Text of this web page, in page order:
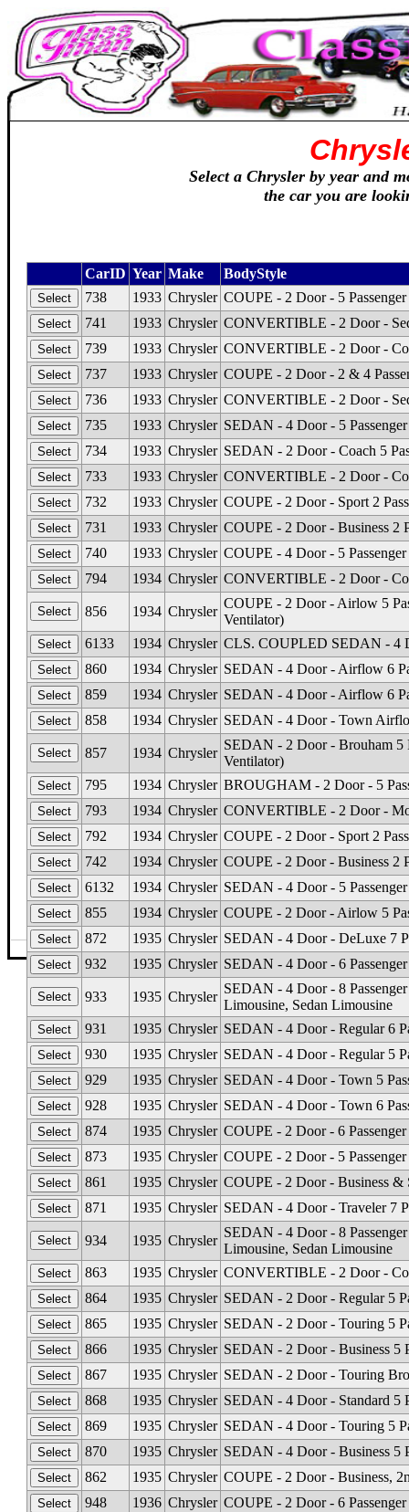
CarID Year Make
BodyStyle
738
1933 Chrysler COUPE - 2 Door - 5
741
1933 Chrysler CONVERTIBLE - 2 Door -
739
1933 Chrysler CONVERTIBLE - 2 Door -
737
1933 Chrysler COUPE - 2 Door - 2 & 4
736
1933 Chrysler CONVERTIBLE - 2 Door -
735
1933 Chrysler SEDAN - 4 Door - 5
734
1933 Chrysler SEDAN - 2 Door - Coach 5
733
1933 Chrysler CONVERTIBLE - 2 Door -
732
1933 Chrysler COUPE - 2 Door - Sport 2
731
1933 Chrysler COUPE - 2 Door - Business 2
740
1933 Chrysler COUPE - 4 Door - 5
794
1934 Chrysler CONVERTIBLE - 2 Door -
856 1934 Chrysler
COUPE - 2 Door - Airlow 5
Ventilator)
6133
1934 Chrysler CLS. COUPLED SEDAN - 4
860
1934 Chrysler SEDAN - 4 Door - Airflow 6
859
1934 Chrysler SEDAN - 4 Door - Airflow 6
858
1934 Chrysler SEDAN - 4 Door - Town
857 1934 Chrysler
SEDAN - 2 Door - Brouham 5
Ventilator)
795
1934 Chrysler BROUGHAM - 2 Door - 5
793
1934 Chrysler CONVERTIBLE - 2 Door -
792
1934 Chrysler COUPE - 2 Door - Sport 2
742
1934 Chrysler COUPE - 2 Door - Business 2
6132
1934 Chrysler SEDAN - 4 Door - 5
855
1934 Chrysler COUPE - 2 Door - Airlow 5
872
1935 Chrysler SEDAN - 4 Door - DeLuxe 7
932
1935 Chrysler SEDAN - 4 Door - 6
933 1935 Chrysler
SEDAN - 4 Door - 8
Limousine, Sedan Limousine
931
1935 Chrysler SEDAN - 4 Door - Regular 6
930
1935 Chrysler SEDAN - 4 Door - Regular 5
929
1935 Chrysler SEDAN - 4 Door - Town 5
928
1935 Chrysler SEDAN - 4 Door - Town 6
874
1935 Chrysler COUPE - 2 Door - 6
873
1935 Chrysler COUPE - 2 Door - 5
861
1935 Chrysler COUPE - 2 Door - Business &
871
1935 Chrysler SEDAN - 4 Door - Traveler 7
934 1935 Chrysler
SEDAN - 4 Door - 8
Limousine, Sedan Limousine
863
1935 Chrysler CONVERTIBLE - 2 Door -
864
1935 Chrysler SEDAN - 2 Door - Regular 5
865
1935 Chrysler SEDAN - 2 Door - Touring 5
866
1935 Chrysler SEDAN - 2 Door - Business 5
867
1935 Chrysler SEDAN - 2 Door - Touring
868
1935 Chrysler SEDAN - 4 Door - Standard 5
869
1935 Chrysler SEDAN - 4 Door - Touring 5
870
1935 Chrysler SEDAN - 4 Door - Business 5
862
1935 Chrysler COUPE - 2 Door - Business,
948
1936 Chrysler COUPE - 2 Door - 6
Select a Chrysler by year and
the car you are
©The Glass Man